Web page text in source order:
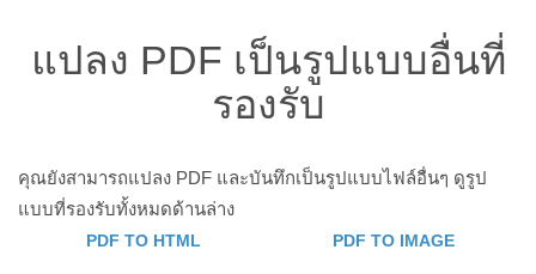
แปลง PDF เป็นรูปแบบอื่นที่
รองรับ
คุณยังสามารถแปลง PDF และบันทึกเป็นรูปแบบไฟล์อื่นๆ ดูรูป
แบบที่รองรับทั้งหมดด้านล่าง
PDF TO HTML PDF TO IMAGE